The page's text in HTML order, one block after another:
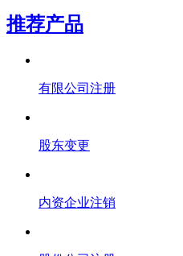
推荐产品
有限公司注册
股东变更
内资企业注销